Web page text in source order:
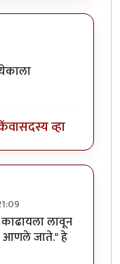
सदस्य व्हा
काढायला लावून
आणले जाते." हे